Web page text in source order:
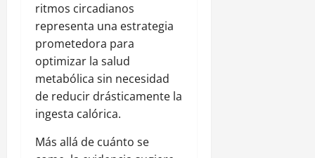
ritmos circadianos
representa una estrategia
prometedora para
optimizar la salud
metabólica sin necesidad
de reducir drásticamente la
ingesta calórica.
Más allá de cuánto se